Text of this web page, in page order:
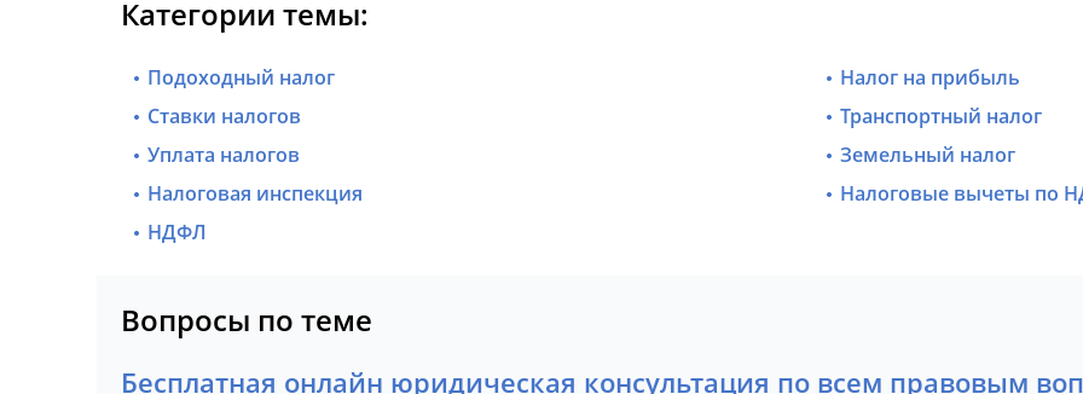
Категории темы:
Подоходный налог
Налог на прибыль
Ставки налогов
Транспортный налог
Уплата налогов
Земельный налог
Налоговая инспекция
Налоговые вычеты по
НДФЛ
Вопросы по теме
Бесплатная онлайн юридическая консультация по всем правовым